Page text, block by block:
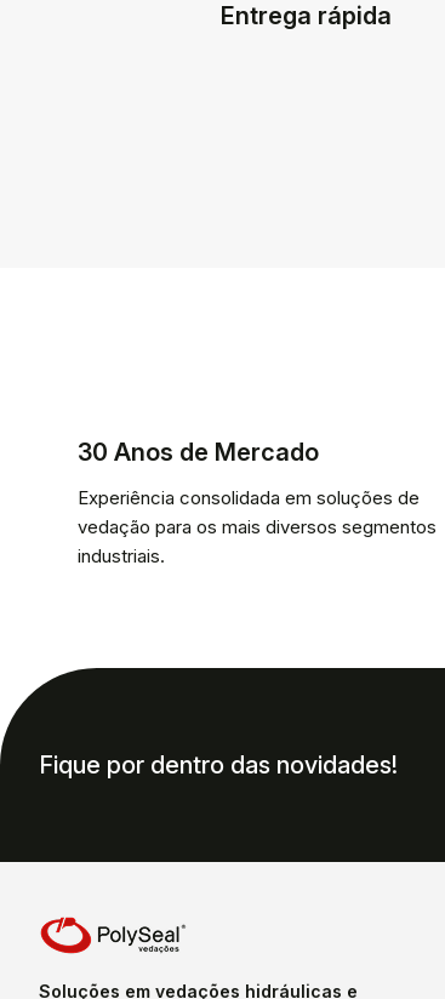
Entrega rápida
30 Anos de Mercado
Experiência consolidada em soluções de
vedação para os mais diversos segmentos
industriais.
Fique por dentro das novidades!
Soluções em vedações hidráulicas e